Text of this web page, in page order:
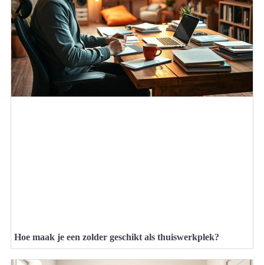
Hoe maak je een zolder geschikt als thuiswerkplek?